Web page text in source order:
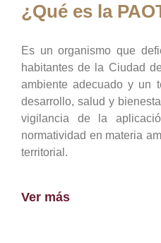
¿Qué es la
Es un organismo que
habitantes de la Ciudad
ambiente adecuado y un
desarrollo, salud y
vigilancia de la
normatividad en materia
territorial.
Ver más